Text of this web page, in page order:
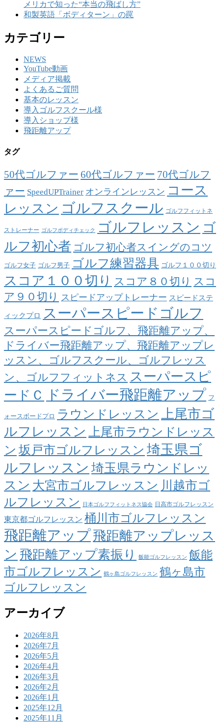
メリカで知った“本当の飛ばし方”
和製英語「ボディターン」の罠
カテゴリー
NEWS
YouTube動画
メディア掲載
よくあるご質問
基本のレッスン
導入ゴルフスクール様
導入ショップ様
飛距離アップ
タグ
50代ゴルファー 60代ゴルファー 70代ゴルフ
ァー SpeedUPTrainer オンラインレッスン コース
レッスン ゴルフスクール ゴルフフィットネ
ストレーナー ゴルフボディチェック ゴルフレッスン ゴ
ルフ初心者 ゴルフ初心者スイングのコツ
ゴルフ女子 ゴルフ男子 ゴルフ練習器具 ゴルフ１００切り
スコア１００切り スコア８０切り スコ
ア９０切り
スピードアップトレーナー スピードステ
ィックプロ スーパースピードゴルフ
スーパースピードゴルフ、飛距離アップ、
ドライバー飛距離アップ、飛距離アップレ
ッスン、ゴルフスクール、ゴルフレッス
ン、ゴルフフィットネス スーパースピ
ードＣ
ドライバー飛距離アップ フ
ォースボードプロ ラウンドレッスン
上尾市ゴ
ルフレッスン
上尾市ラウンドレッス
ン 坂戸市ゴルフレッスン 埼玉県ゴ
ルフレッスン 埼玉県ラウンドレッ
スン 大宮市ゴルフレッスン 川越市ゴ
ルフレッスン
日本ゴルフフィットネス協会 日高市ゴルフレッスン
東京都ゴルフレッスン 桶川市ゴルフレッスン
飛距離アップ飛距離アップレッス
ン 飛距離アップ素振り 飯能ゴルフレッスン 飯能
市ゴルフレッスン
鶴ヶ島ゴルフレッスン 鶴ヶ島市
ゴルフレッスン
アーカイブ
2026年8月
2026年7月
2026年5月
2026年4月
2026年3月
2026年2月
2026年1月
2025年12月
2025年11月